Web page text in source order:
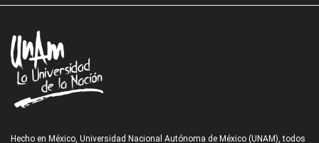
Hecho en México, Universidad Nacional Autónoma de México (UNAM), todos